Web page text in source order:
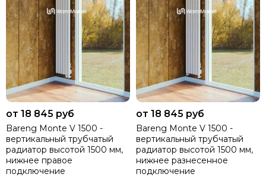
от 18 845 руб
Bareng Monte V 1500 -
вертикальный трубчатый
радиатор высотой 1500 мм,
нижнее правое
подключение
от 18 845 руб
Bareng Monte V 1500 -
вертикальный трубчатый
радиатор высотой 1500 мм,
нижнее разнесенное
подключение